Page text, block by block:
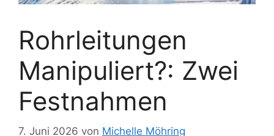
Rohrleitungen
Manipuliert?: Zwei
Festnahmen
7. Juni 2026 von Michelle Möhring